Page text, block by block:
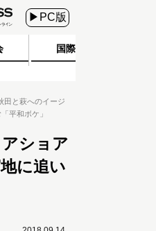
▶PC版
国際
田と萩へのイージ
平和ボケ」
ショア
に追い